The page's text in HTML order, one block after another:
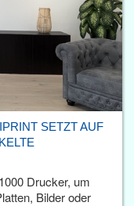
SETZT AUF
Drucker, um
Bilder oder